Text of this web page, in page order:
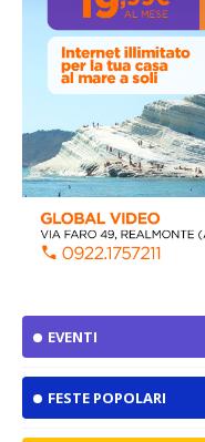
EVENTI
FESTE POPOLARI